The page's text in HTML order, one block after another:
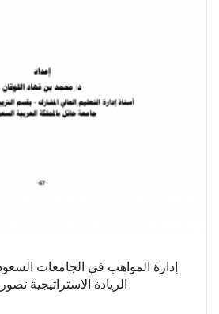
إدارة المواهب في الجامعات
الريادة الاستراتيجية